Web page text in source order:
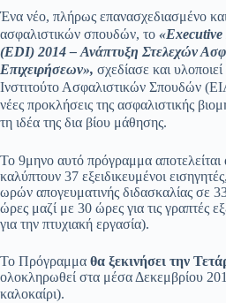
Ένα νέο, πλήρως επανασχεδιασμένο
ασφαλιστικών σπουδών, το «Executive
(EDI) 2014 – Ανάπτυξη Στελεχών
Επιχειρήσεων», σχεδίασε και
Ινστιτούτο Ασφαλιστικών Σπουδών
νέες προκλήσεις της ασφαλιστικής
τη ιδέα της δια βίου μάθησης.
Το 9μηνο αυτό πρόγραμμα αποτελείται
καλύπτουν 37 εξειδικευμένοι
ωρών απογευματινής διδασκαλίας σε
ώρες μαζί με 30 ώρες για τις γραπτές
για την πτυχιακή εργασία).
Το Πρόγραμμα θα ξεκινήσει την
ολοκληρωθεί στα μέσα Δεκεμβρίου
καλοκαίρι).